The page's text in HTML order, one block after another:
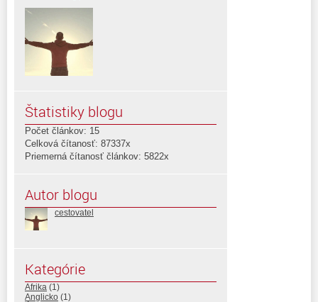
Štatistiky blogu
Počet článkov: 15
Celková čítanosť: 87337x
Priemerná čítanosť článkov: 5822x
Autor blogu
cestovatel
Kategórie
Afrika (1)
Anglicko (1)